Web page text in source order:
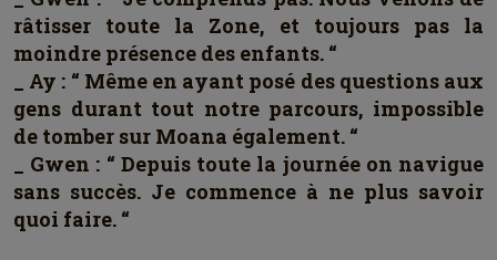
râtisser toute la Zone, et toujours pas la
moindre présence des enfants. “
_ Ay : “ Même en ayant posé des questions aux
gens durant tout notre parcours, impossible
de tomber sur Moana également. “
_ Gwen : “ Depuis toute la journée on navigue
sans succès. Je commence à ne plus savoir
quoi faire. “